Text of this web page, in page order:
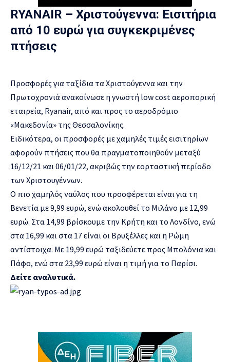
RYANAIR – Χριστούγεννα: Εισιτήρια
από 10 ευρώ για συγκεκριμένες
πτήσεις
Προσφορές για ταξίδια τα Χριστούγεννα και την
Πρωτοχρονιά ανακοίνωσε η γνωστή low cost αεροπορική
εταιρεία, Ryanair, από και προς το αεροδρόμιο
«Μακεδονία» της Θεσσαλονίκης.
Ειδικότερα, οι προσφορές με χαμηλές τιμές εισιτηρίων
αφορούν πτήσεις που θα πραγματοποιηθούν μεταξύ
16/12/21 και 06/01/22, ακριβώς την εορταστική περίοδο
των Χριστουγέννων.
Ο πιο χαμηλός ναύλος που προσφέρεται είναι για τη
Βενετία με 9,99 ευρώ, ενώ ακολουθεί το Μιλάνο με 12,99
ευρώ. Στα 14,99 βρίσκουμε την Κρήτη και το Λονδίνο, ενώ
στα 16,99 και στα 17 είναι οι Βρυξέλλες και η Ρώμη
αντίστοιχα. Με 19,99 ευρώ ταξιδεύετε προς Μπολόνια και
Πάφο, ενώ στα 23,99 ευρώ είναι η τιμή για το Παρίσι.
Δείτε αναλυτικά.